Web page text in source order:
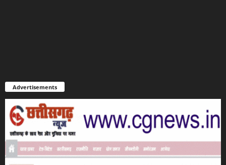
Advertisements